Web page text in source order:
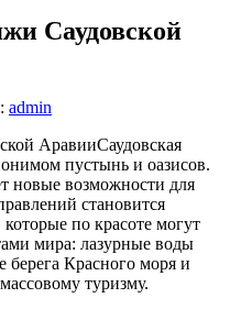
Саудовской
admin
Саудовская
пустынь и оазисов.
новые возможности для
становится
по красоте могут
мира: лазурные воды
берега Красного моря и
туризму.